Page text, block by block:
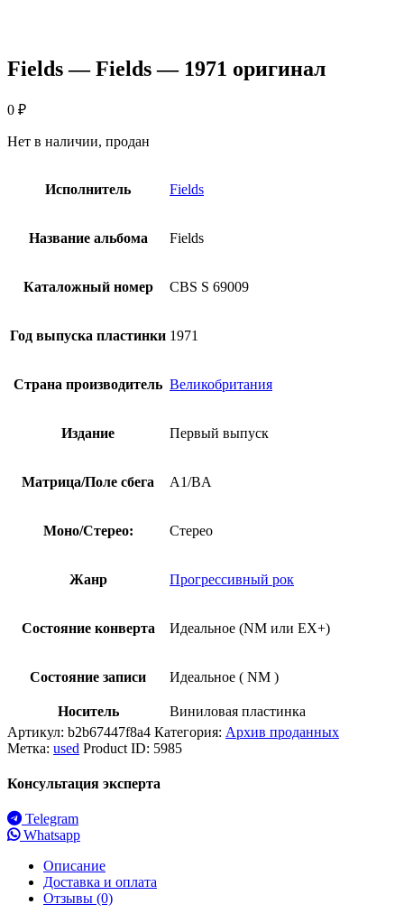
Fields — Fields — 1971 оригинал
0 ₽
Нет в наличии, продан
Исполнитель Fields
Название альбома Fields
Каталожный номер CBS S 69009
Год выпуска пластинки 1971
Страна производитель Великобритания
Издание Первый выпуск
Матрица/Поле сбега A1/BA
Моно/Стерео: Стерео
Жанр Прогрессивный рок
Состояние конверта Идеальное (NM или EX+)
Состояние записи Идеальное ( NM )
Носитель
Виниловая пластинка
Артикул: b2b67447f8a4 Категория: Архив проданных
Метка: used Product ID: 5985
Консультация эксперта
Telegram
Whatsapp
Описание
Доставка и оплата
Отзывы (0)